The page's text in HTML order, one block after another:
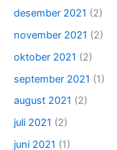
desember 2021 (2)
november 2021 (2)
oktober 2021 (2)
september 2021 (1)
august 2021 (2)
juli 2021 (2)
juni 2021 (1)